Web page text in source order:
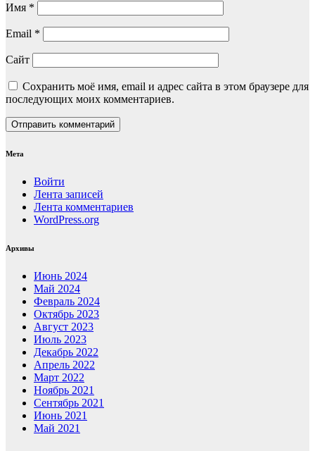
Имя *
Email *
Сайт
Сохранить моё имя, email и адрес сайта в этом браузере для
последующих моих комментариев.
Мета
Войти
Лента записей
Лента комментариев
WordPress.org
Архивы
Июнь 2024
Май 2024
Февраль 2024
Октябрь 2023
Август 2023
Июль 2023
Декабрь 2022
Апрель 2022
Март 2022
Ноябрь 2021
Сентябрь 2021
Июнь 2021
Май 2021